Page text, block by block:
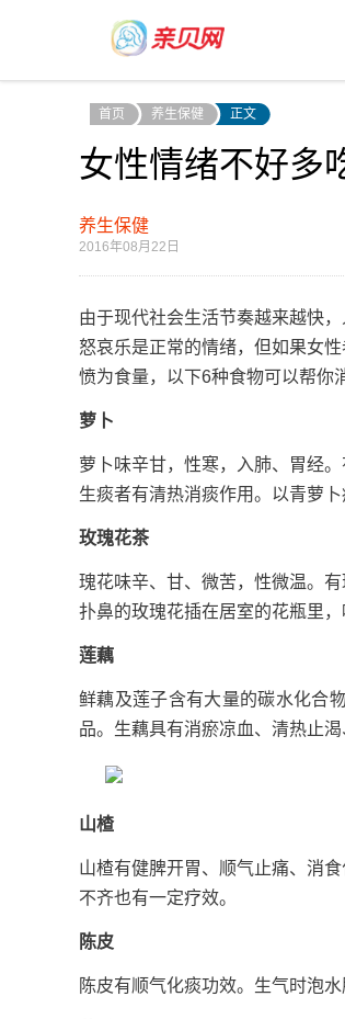
首页 养生保健 正文
女性情绪不好多
养生保健
2016年08月22日
由于现代社会生活节奏越来越快
怒哀乐是正常的情绪，但如果女
愤为食量，以下6种食物可以帮你
萝卜
萝卜味辛甘，性寒，入肺、胃经
生痰者有清热消痰作用。以青萝
玫瑰花茶
瑰花味辛、甘、微苦，性微温。
扑鼻的玫瑰花插在居室的花瓶里，
莲藕
鲜藕及莲子含有大量的碳水化合
品。生藕具有消瘀凉血、清热止
山楂
山楂有健脾开胃、顺气止痛、消
不齐也有一定疗效。
陈皮
陈皮有顺气化痰功效。生气时泡水